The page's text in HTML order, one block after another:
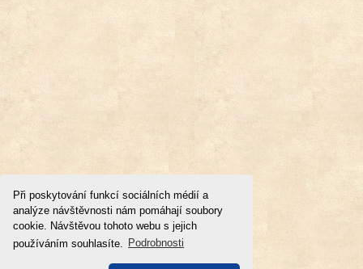
Při poskytování funkcí sociálních médií a
analýze návštěvnosti nám pomáhají soubory
cookie. Návštěvou tohoto webu s jejich
používáním souhlasíte.
Podrobnosti